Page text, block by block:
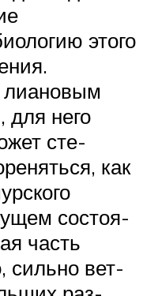
этого
лиановым
для него
сте­
как
состоя­
часть
сильно вет­